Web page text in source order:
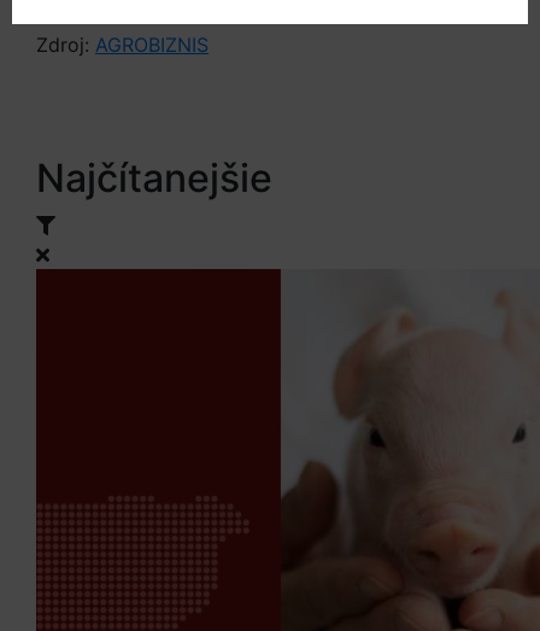
Zdroj: AGROBIZNIS
Najčítanejšie